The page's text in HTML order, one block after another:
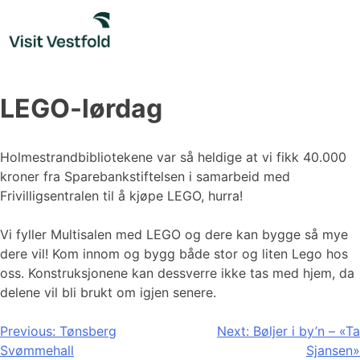
content
LEGO-lørdag
Holmestrandbibliotekene var så heldige at vi fikk 40.000
kroner fra Sparebankstiftelsen i samarbeid med
Frivilligsentralen til å kjøpe LEGO, hurra!
Vi fyller Multisalen med LEGO og dere kan bygge så mye
dere vil! Kom innom og bygg både stor og liten Lego hos
oss. Konstruksjonene kan dessverre ikke tas med hjem, da
delene vil bli brukt om igjen senere.
Innleggsnavigasjon
Previous: Tønsberg
Svømmehall
Next: Bøljer i by’n – «Ta
Sjansen»